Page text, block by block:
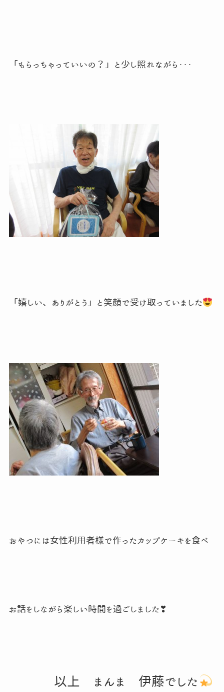
「もらっちゃっていいの？」と少し照れながら・・・
「嬉しい、ありがとう」と笑顔で受け取っていました
おやつには女性利用者様で作ったカップケーキを食べ
お話をしながら楽しい時間を過ごしました ❣
以上 まんま 伊藤でした